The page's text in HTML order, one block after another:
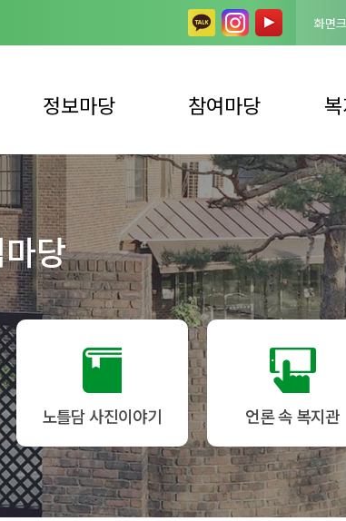
화면
정보마당
일반 자료실
동영상 자료실
발간 자료실
복지뉴스
참여마당
상담실
자주하는 질문
자원봉사 신청
자원봉사 소식
후원 신청
후원 소식
견학안내
법
복
연혁
시
조
이
셔
찾
당
노틀담 사진이야기 언론 속 복지관